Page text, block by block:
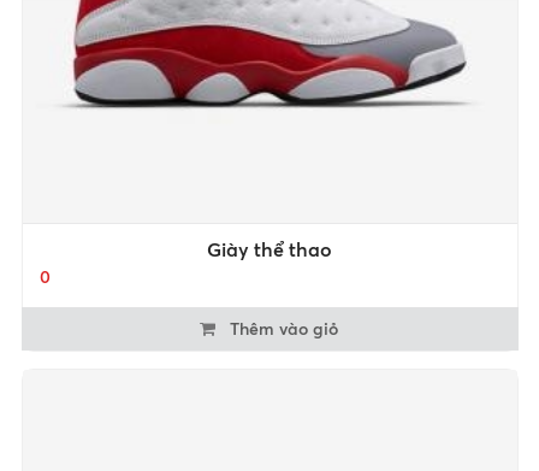
Giày thể thao
0
Thêm vào giỏ